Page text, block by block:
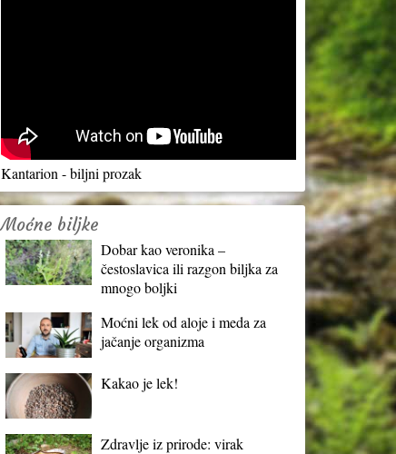
Kantarion - biljni prozak
Moćne biljke
Dobar kao veronika –
čestoslavica ili razgon biljka za
mnogo boljki
Moćni lek od aloje i meda za
jačanje organizma
Kakao je lek!
Zdravlje iz prirode: virak